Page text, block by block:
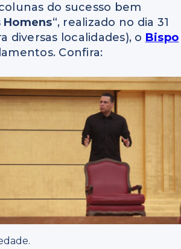
do sucesso bem
Homens“, realizado no dia 31
diversas localidades), o Bispo
Confira: